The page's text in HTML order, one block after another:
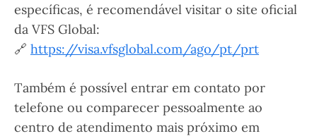
específicas, é recomendável visitar o site oficial
da VFS Global:
🔗 https://visa.vfsglobal.com/ago/pt/prt
Também é possível entrar em contato por
telefone ou comparecer pessoalmente ao
centro de atendimento mais próximo em